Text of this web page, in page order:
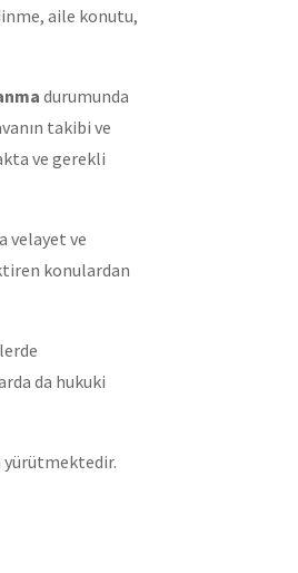
aile konutu,
durumunda
takibi ve
ve gerekli
velayet ve
konulardan
da hukuki
yürütmektedir.